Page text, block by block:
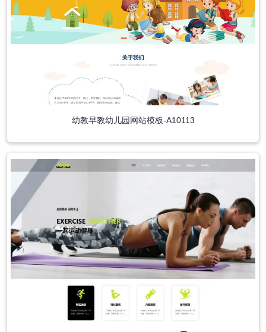
幼教早教幼儿园网站模板-A10113